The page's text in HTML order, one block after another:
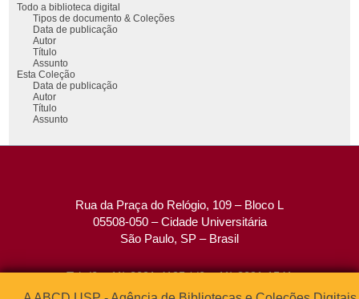
Todo a biblioteca digital
Tipos de documento & Coleções
Data de publicação
Autor
Título
Assunto
Esta Coleção
Data de publicação
Autor
Título
Assunto
Rua da Praça do Relógio, 109 – Bloco L
05508-050 – Cidade Universitária
São Paulo, SP – Brasil
Tel: (0xx11) 3091-4195 / (0xx11) 3091-1541
Fax: (0xx11) 3091-1567